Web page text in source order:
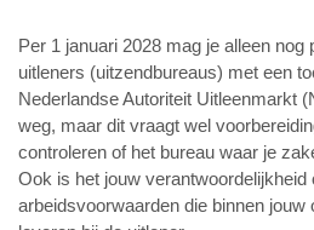
Per 1 januari 2028 mag je alleen nog
uitleners (uitzendbureaus) met een
Nederlandse Autoriteit Uitleenmarkt
weg, maar dit vraagt wel
controleren of het bureau waar je
Ook is het jouw verantwoordelijkheid
arbeidsvoorwaarden die binnen jouw